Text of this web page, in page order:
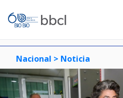
Nacional > Noticia